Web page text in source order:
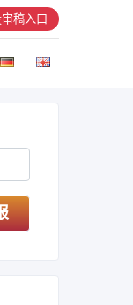
稿入口